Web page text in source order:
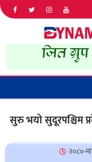
सुरु भयो सुदूरपश्चिम
२०८०-